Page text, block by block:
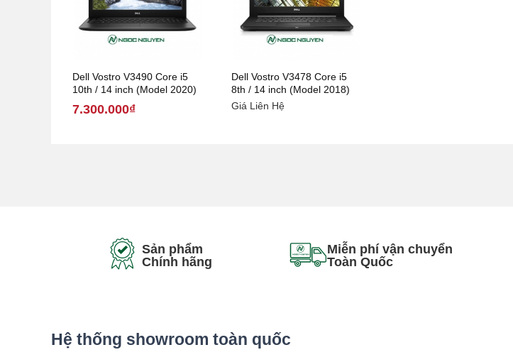
Dell Vostro V3490 Core i5
10th / 14 inch (Model 2020)
7.300.000₫
Dell Vostro V3478 Core i5
8th / 14 inch (Model 2018)
Giá Liên Hệ
Sản phẩm
Chính hãng
Miễn phí vận chuyển
Toàn Quốc
Hệ thống showroom toàn quốc